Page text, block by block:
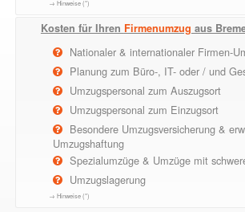
→ Hinweise (*)
Kosten für Ihren Firmenumzug aus
Nationaler & internationaler Firmen-
Planung zum Büro-, IT- oder / und
Umzugspersonal zum Auszugsort
Umzugspersonal zum Einzugsort
Besondere Umzugsversicherung &
Umzugshaftung
Spezialumzüge & Umzüge mit
Umzugslagerung
→ Hinweise (*)